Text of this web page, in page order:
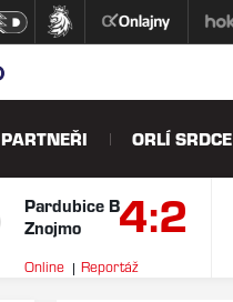
PARTNEŘI ORLÍ SRDCE
Pardubice B
Znojmo
4:2
Online
Reportáž